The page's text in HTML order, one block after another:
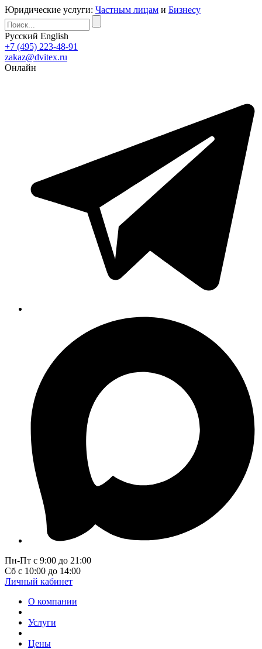
Юридические услуги: Частным лицам и Бизнесу
Русский English
+7 (495) 223-48-91
zakaz@dvitex.ru
Онлайн
Пн-Пт с 9:00 до 21:00
Сб с 10:00 до 14:00
Личный кабинет
О компании
Услуги
Цены